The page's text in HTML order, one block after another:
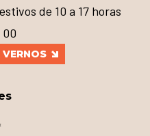
de 10 a 17 horas
00
VERNOS